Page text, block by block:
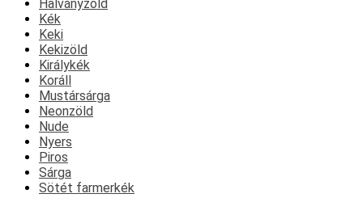
Halványzöld
Kék
Keki
Kekizöld
Királykék
Koráll
Mustársárga
Neonzöld
Nude
Nyers
Piros
Sárga
Sötét farmerkék